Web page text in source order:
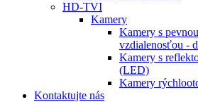
HD-TVI
Kamery
Kamery s
vzdialenosťou -
Kamery s
(LED)
Kamery
Kontaktujte nás